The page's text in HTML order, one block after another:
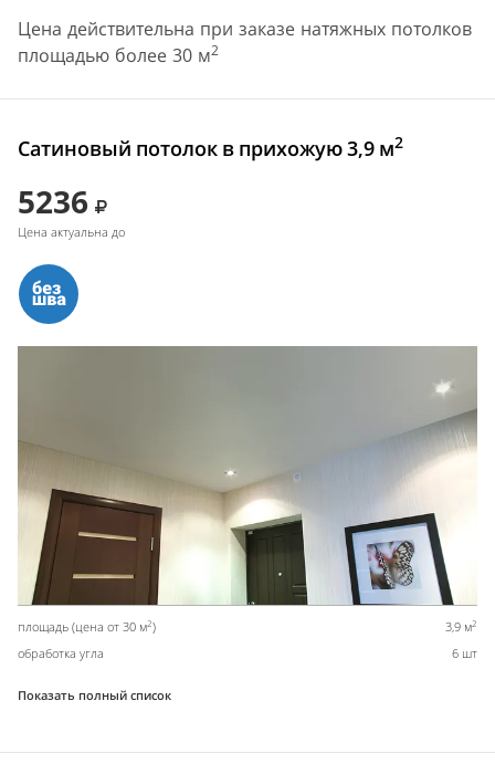
Цена действительна при заказе натяжных потолков
площадью более 30 м2
Сатиновый потолок в прихожую 3,9 м2
5236
Цена актуальна до
площадь (цена от 30 м2) 3,9 м2
обработка угла 6 шт
Показать полный список